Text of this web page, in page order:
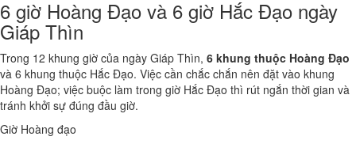
6 giờ Hoàng Đạo và 6 giờ Hắc Đạo ngày
Giáp Thìn
Trong 12 khung giờ của ngày Giáp Thìn, 6 khung thuộc Hoàng Đạo
và 6 khung thuộc Hắc Đạo. Việc cần chắc chắn nên đặt vào khung
Hoàng Đạo; việc buộc làm trong giờ Hắc Đạo thì rút ngắn thời gian và
tránh khởi sự đúng đầu giờ.
Giờ Hoàng đạo